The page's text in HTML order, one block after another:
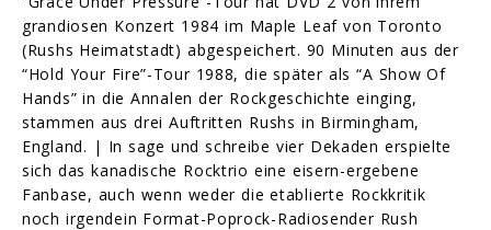
grandiosen Konzert 1984 im Maple Leaf von Toronto
(Rushs Heimatstadt) abgespeichert. 90 Minuten aus der
“Hold Your Fire”-Tour 1988, die später als “A Show Of
Hands” in die Annalen der Rockgeschichte einging,
stammen aus drei Auftritten Rushs in Birmingham,
England. | In sage und schreibe vier Dekaden erspielte
sich das kanadische Rocktrio eine eisern-ergebene
Fanbase, auch wenn weder die etablierte Rockkritik
noch irgendein Format-Poprock-Radiosender Rush